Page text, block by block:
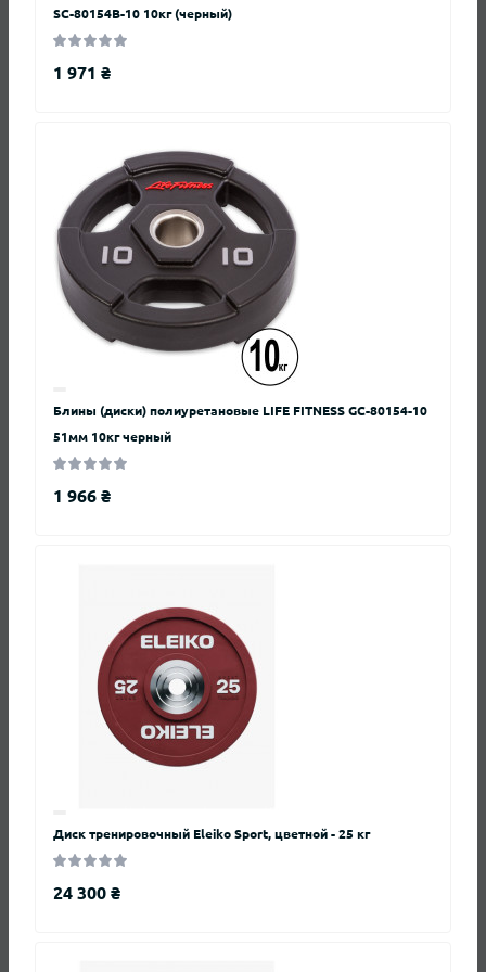
+ Добавить отзыв
Добавьте вопрос, и мы ответим в ближайшее время.
первым и задайте свой вопрос.
Также вас могут заинтересовать
SC-80154B-10 10кг (черный)
1 971 ₴
Блины (диски) полиуретановые LIFE FITNESS GC-80154-10
51мм 10кг черный
1 966 ₴
Диск тренировочный Eleiko Sport, цветной - 25 кг
24 300 ₴